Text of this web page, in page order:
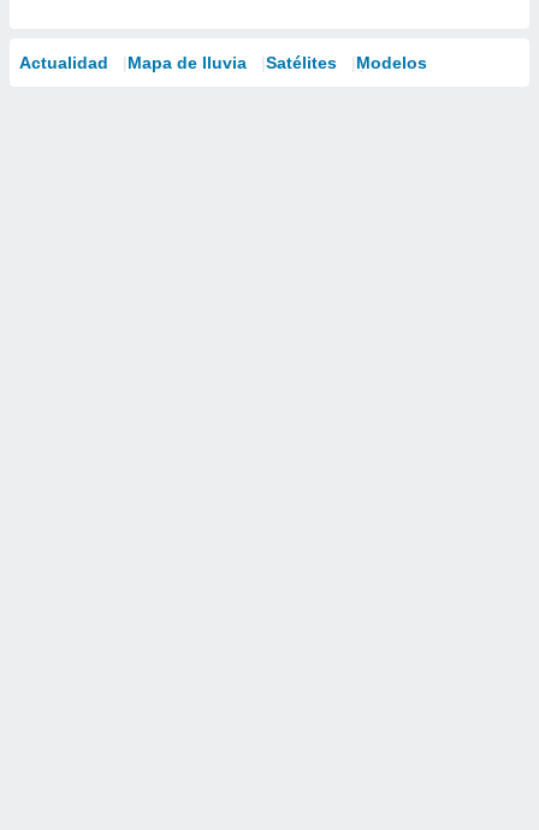
Actualidad Mapa de lluvia Satélites Modelos